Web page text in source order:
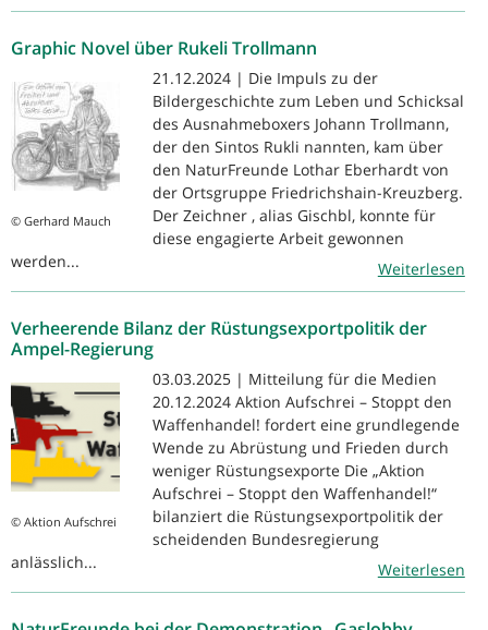
Graphic Novel über Rukeli Trollmann
© Gerhard Mauch
21.12.2024 | Die Impuls zu der
Bildergeschichte zum Leben und Schicksal
des Ausnahmeboxers Johann Trollmann,
der den Sintos Rukli nannten, kam über
den NaturFreunde Lothar Eberhardt von
der Ortsgruppe Friedrichshain-Kreuzberg.
Der Zeichner , alias Gischbl, konnte für
diese engagierte Arbeit gewonnen
werden...
Weiterlesen
Verheerende Bilanz der Rüstungsexportpolitik der
Ampel-Regierung
© Aktion Aufschrei
03.03.2025 | Mitteilung für die Medien
20.12.2024 Aktion Aufschrei – Stoppt den
Waffenhandel! fordert eine grundlegende
Wende zu Abrüstung und Frieden durch
weniger Rüstungsexporte Die „Aktion
Aufschrei – Stoppt den Waffenhandel!“
bilanziert die Rüstungsexportpolitik der
scheidenden Bundesregierung
anlässlich...
Weiterlesen